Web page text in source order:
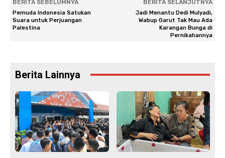
BERITA SEBELUMNYA
Pemuda Indonesia Satukan
Suara untuk Perjuangan
Palestina
BERITA SELANJUTNYA
Jadi Menantu Dedi Mulyadi,
Wabup Garut Tak Mau Ada
Karangan Bunga di
Pernikahannya
Berita Lainnya